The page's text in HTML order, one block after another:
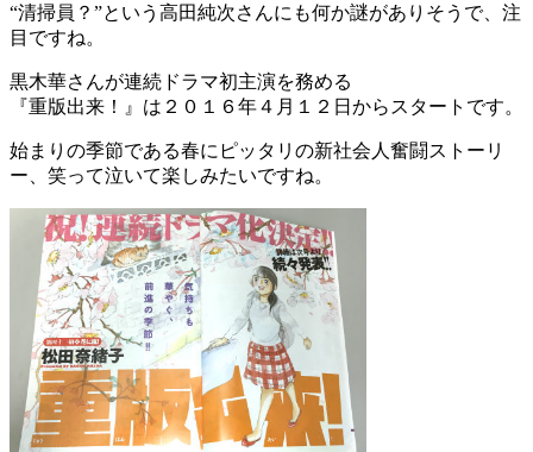
“清掃員？”という高田純次さんにも何か謎がありそうで、注
目ですね。
黒木華さんが連続ドラマ初主演を務める
『重版出来！』は２０１６年４月１２日からスタートです。
始まりの季節である春にピッタリの新社会人奮闘ストーリ
ー、笑って泣いて楽しみたいですね。